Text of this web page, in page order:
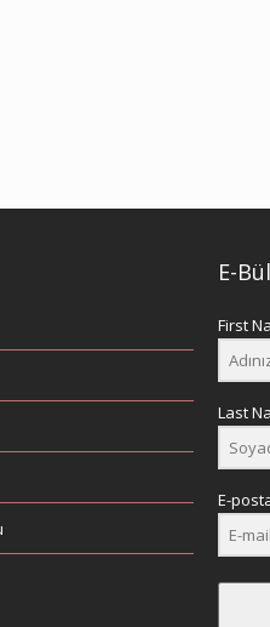
E-
First
Last
E-